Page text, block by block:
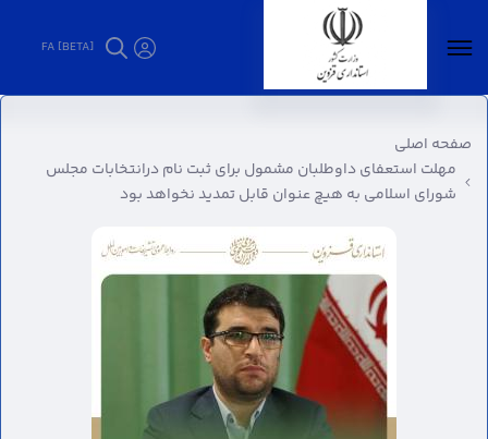
FA [BETA]
مهلت استعفای داوطلبان مشمول برای ثبت نام
درانتخابات مجلس شورای اسلامی به هیچ عنوان
قابل تمدید نخواهد بود - استانداری قزوین
صفحه اصلی
مهلت استعفای داوطلبان مشمول برای ثبت نام درانتخابات مجلس
شورای اسلامی به هیچ عنوان قابل تمدید نخواهد بود